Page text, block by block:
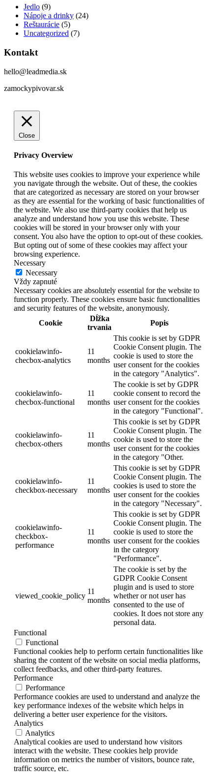
Jedlo (9)
Nápoje a drinky (24)
Reštaurácie (5)
Uncategorized (7)
Kontakt
hello@leadmedia.sk
zamockypivovar.sk
Close
Privacy Overview
This website uses cookies to improve your experience while
you navigate through the website. Out of these, the cookies
that are categorized as necessary are stored on your browser
as they are essential for the working of basic functionalities of
the website. We also use third-party cookies that help us
analyze and understand how you use this website. These
cookies will be stored in your browser only with your
consent. You also have the option to opt-out of these cookies.
But opting out of some of these cookies may affect your
browsing experience.
Necessary
Necessary
Vždy zapnuté
Necessary cookies are absolutely essential for the website to
function properly. These cookies ensure basic functionalities
and security features of the website, anonymously.
Cookie
Dĺžka
trvania
Popis
cookielawinfo-
checbox-analytics
11
months
This cookie is set by GDPR
Cookie Consent plugin. The
cookie is used to store the
user consent for the cookies
in the category "Analytics".
cookielawinfo-
checbox-functional
11
months
The cookie is set by GDPR
cookie consent to record the
user consent for the cookies
in the category "Functional".
cookielawinfo-
checbox-others
11
months
This cookie is set by GDPR
Cookie Consent plugin. The
cookie is used to store the
user consent for the cookies
in the category "Other.
cookielawinfo-
checkbox-necessary
11
months
This cookie is set by GDPR
Cookie Consent plugin. The
cookies is used to store the
user consent for the cookies
in the category "Necessary".
cookielawinfo-
checkbox-
performance
11
months
This cookie is set by GDPR
Cookie Consent plugin. The
cookie is used to store the
user consent for the cookies
in the category
"Performance".
viewed_cookie_policy
11
months
The cookie is set by the
GDPR Cookie Consent
plugin and is used to store
whether or not user has
consented to the use of
cookies. It does not store any
personal data.
Functional
Functional
Functional cookies help to perform certain functionalities like
sharing the content of the website on social media platforms,
collect feedbacks, and other third-party features.
Performance
Performance
Performance cookies are used to understand and analyze the
key performance indexes of the website which helps in
delivering a better user experience for the visitors.
Analytics
Analytics
Analytical cookies are used to understand how visitors
interact with the website. These cookies help provide
information on metrics the number of visitors, bounce rate,
traffic source, etc.